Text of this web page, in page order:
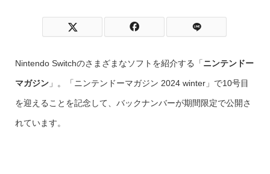
Nintendo Switchのさまざまなソフトを紹介する「ニンテンドー
マガジン」。「ニンテンドーマガジン 2024 winter」で10号目
を迎えることを記念して、バックナンバーが期間限定で公開さ
れています。